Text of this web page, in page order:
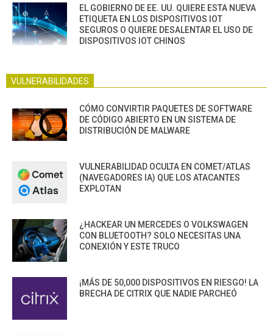
EL GOBIERNO DE EE. UU. QUIERE ESTA NUEVA
ETIQUETA EN LOS DISPOSITIVOS IOT
SEGUROS O QUIERE DESALENTAR EL USO DE
DISPOSITIVOS IOT CHINOS
VULNERABILIDADES
CÓMO CONVIRTIR PAQUETES DE SOFTWARE
DE CÓDIGO ABIERTO EN UN SISTEMA DE
DISTRIBUCIÓN DE MALWARE
VULNERABILIDAD OCULTA EN COMET/ATLAS
(NAVEGADORES IA) QUE LOS ATACANTES
EXPLOTAN
¿HACKEAR UN MERCEDES O VOLKSWAGEN
CON BLUETOOTH? SOLO NECESITAS UNA
CONEXIÓN Y ESTE TRUCO
¡MÁS DE 50,000 DISPOSITIVOS EN RIESGO! LA
BRECHA DE CITRIX QUE NADIE PARCHEÓ